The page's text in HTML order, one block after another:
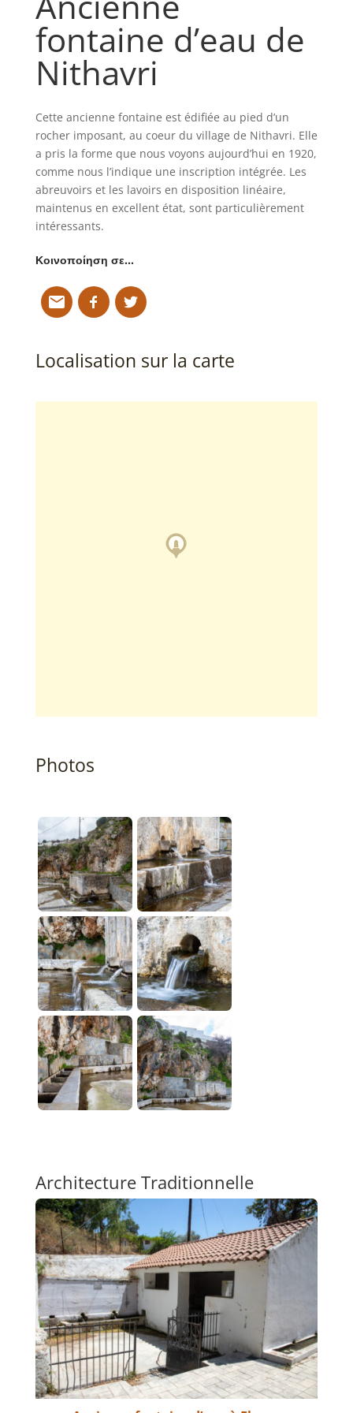
fontaine d’eau de
Nithavri
Cette ancienne fontaine est édifiée au pied d’un
rocher imposant, au coeur du village de Nithavri. Elle
a pris la forme que nous voyons aujourd’hui en 1920,
comme nous l’indique une inscription intégrée. Les
abreuvoirs et les lavoirs en disposition linéaire,
maintenus en excellent état, sont particulièrement
intéressants.
Κοινοποίηση σε…
Localisation sur la carte
Photos
Architecture Traditionnelle